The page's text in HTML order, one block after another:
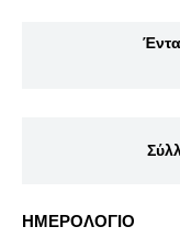
ΗΜΕΡΟΛΟΓΙΟ